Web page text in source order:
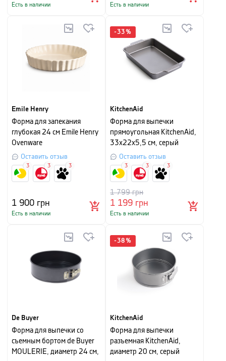
Есть в наличии Есть в наличии
Emile Henry
Форма для запекания
глубокая 24 см Emile Henry
Ovenware
Оставить отзыв
1 900 грн
Есть в наличии
3 3 3
-33 %
KitchenAid
Форма для выпечки
прямоугольная KitchenAid,
33х22х5,5 см, серый
Оставить отзыв
1 199 грн
1 799грн
Есть в наличии
3 3 3
De Buyer
Форма для выпечки со
съемным бортом de Buyer
MOULERIE, диаметр 24 см,
-38 %
KitchenAid
Форма для выпечки
разъемная KitchenAid,
диаметр 20 см, серый